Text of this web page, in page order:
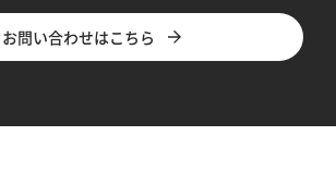
お問い合わせはこちら